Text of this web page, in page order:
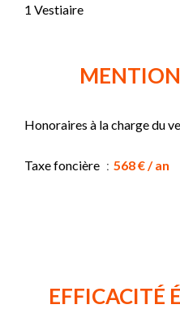
1 Vestiaire
Honoraires à la charge du
Taxe foncière 568 € / an
EFFICACITÉ